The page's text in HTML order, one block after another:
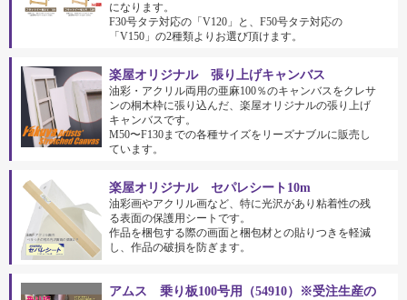
になります。
F30号タテ対応の「V120」と、F50号タテ対応の
「V150」の2種類よりお選び頂けます。
楽屋オリジナル 張り上げキャンバス
油彩・アクリル両用の亜麻100％のキャンバスをクレサ
ンの桐木枠に張り込んだ、楽屋オリジナルの張り上げ
キャンバスです。
M50〜F130までの各種サイズをリーズナブルに販売し
ています。
楽屋オリジナル セパレシート10m
油彩画やアクリル画など、特に光沢があり粘着性の残
る表面の保護用シートです。
作品を梱包する際の画面と梱包材との貼りつきを軽減
し、作品の破損を防ぎます。
アムス 乗り板100号用（54910）※受注生産の